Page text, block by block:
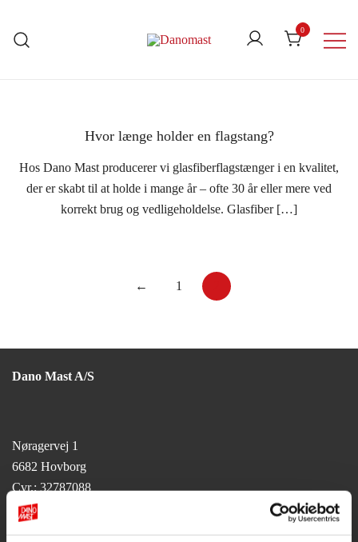
content
0
Hvor længe holder en flagstang?
Hos Dano Mast producerer vi glasfiberflagstænger i en kvalitet,
der er skabt til at holde i mange år – ofte 30 år eller mere ved
korrekt brug og vedligeholdelse. Glasfiber […]
Indlægsinddeling← 1
Dano Mast A/S
Nøragervej 1
6682 Hovborg
Cvr.: 32787088
Tlf.75